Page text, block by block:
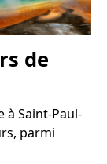
de
à Saint-Paul-
parmi